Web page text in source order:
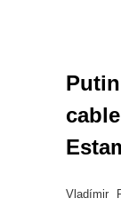
Vladímir